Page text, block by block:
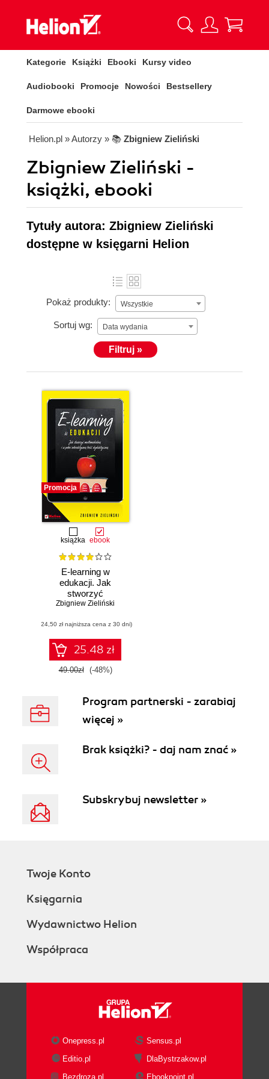
Kategorie Książki Ebooki Kursy video
Audiobooki Promocje Nowości Bestsellery
Darmowe ebooki
Helion.pl » Autorzy » 📚 Zbigniew Zieliński
Zbigniew Zieliński -
książki, ebooki
Tytuły autora: Zbigniew Zieliński
dostępne w księgarni Helion
Pokaż produkty: Wszystkie
Sortuj wg: Data wydania
Filtruj »
Promocja
książka ebook
E-learning w
edukacji. Jak
stworzyć
multimedialną i w
treść dydaktyczną
Zbigniew Zieliński
(24,50 zł najniższa cena z 30 dni)
25.48 zł
49.00zł (-48%)
Program partnerski - zarabiaj
więcej »
Brak książki? - daj nam znać »
Subskrybuj newsletter »
Twoje Konto
Księgarnia
Wydawnictwo Helion
Współpraca
Onepress.pl
Sensus.pl
Editio.pl
DlaBystrzakow.pl
Bezdroza.pl
Ebookpoint.pl